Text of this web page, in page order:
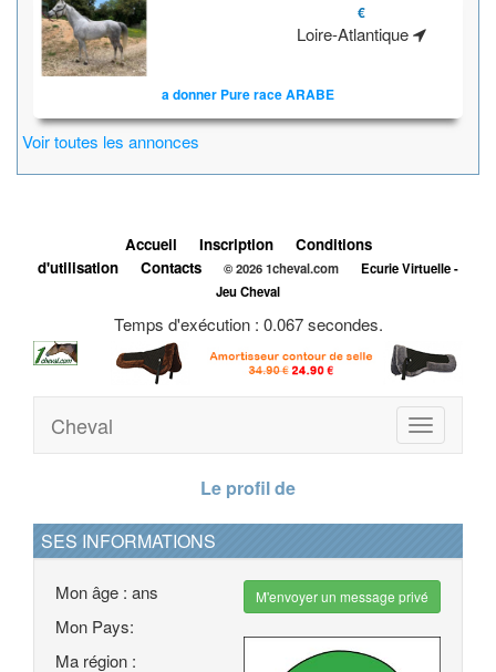
€
Loire-Atlantique
a donner Pure race ARABE
Voir toutes les annonces
Accueil Inscription
Conditions
d'utilisation
Contacts © 2026 1cheval.com
Ecurie Virtuelle -
Jeu Cheval
Temps d'exécution : 0.067 secondes.
Toggle
navigation
Cheval
Le profil de
SES INFORMATIONS
Mon âge : ans
Mon Pays:
Ma région :
M'envoyer un message privé